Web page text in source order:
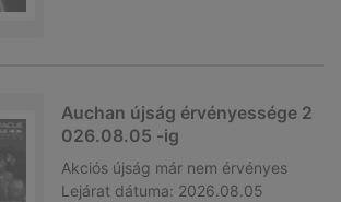
Auchan újság érvényessége 2
026.08.05 -ig
Akciós újság már nem érvényes
Lejárat dátuma: 2026.08.05